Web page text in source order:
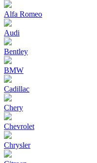
Alfa Romeo
Audi
Bentley
BMW
Cadillac
Chery
Chevrolet
Chrysler